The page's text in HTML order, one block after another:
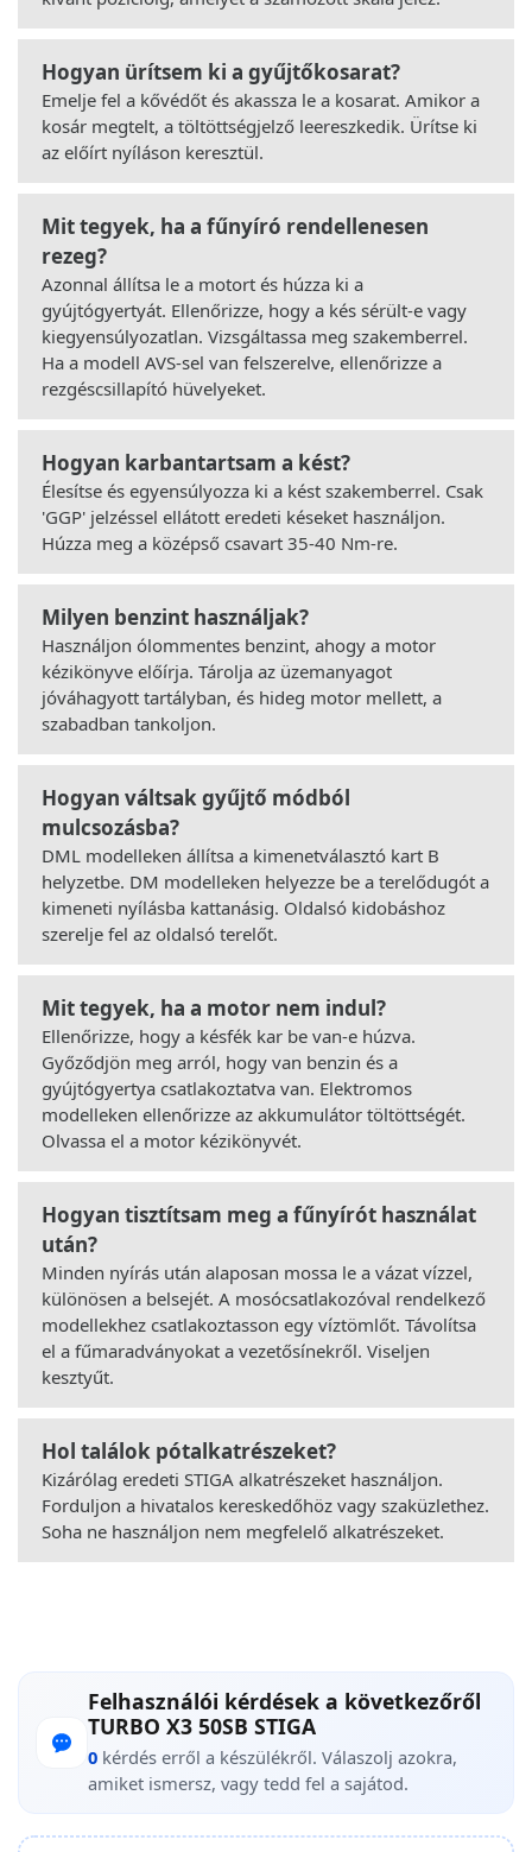
Hogyan ürítsem ki a gyűjtőkosarat?
Emelje fel a kővédőt és akassza le a kosarat. Amikor a
kosár megtelt, a töltöttségjelző leereszkedik. Ürítse ki
az előírt nyíláson keresztül.
Mit tegyek, ha a fűnyíró rendellenesen
rezeg?
Azonnal állítsa le a motort és húzza ki a
gyújtógyertyát. Ellenőrizze, hogy a kés sérült-e vagy
kiegyensúlyozatlan. Vizsgáltassa meg szakemberrel.
Ha a modell AVS-sel van felszerelve, ellenőrizze a
rezgéscsillapító hüvelyeket.
Hogyan karbantartsam a kést?
Élesítse és egyensúlyozza ki a kést szakemberrel. Csak
'GGP' jelzéssel ellátott eredeti késeket használjon.
Húzza meg a középső csavart 35-40 Nm-re.
Milyen benzint használjak?
Használjon ólommentes benzint, ahogy a motor
kézikönyve előírja. Tárolja az üzemanyagot
jóváhagyott tartályban, és hideg motor mellett, a
szabadban tankoljon.
Hogyan váltsak gyűjtő módból
mulcsozásba?
DML modelleken állítsa a kimenetválasztó kart B
helyzetbe. DM modelleken helyezze be a terelődugót a
kimeneti nyílásba kattanásig. Oldalsó kidobáshoz
szerelje fel az oldalsó terelőt.
Mit tegyek, ha a motor nem indul?
Ellenőrizze, hogy a késfék kar be van-e húzva.
Győződjön meg arról, hogy van benzin és a
gyújtógyertya csatlakoztatva van. Elektromos
modelleken ellenőrizze az akkumulátor töltöttségét.
Olvassa el a motor kézikönyvét.
Hogyan tisztítsam meg a fűnyírót használat
után?
Minden nyírás után alaposan mossa le a vázat vízzel,
különösen a belsejét. A mosócsatlakozóval rendelkező
modellekhez csatlakoztasson egy víztömlőt. Távolítsa
el a fűmaradványokat a vezetősínekről. Viseljen
kesztyűt.
Hol találok pótalkatrészeket?
Kizárólag eredeti STIGA alkatrészeket használjon.
Forduljon a hivatalos kereskedőhöz vagy szaküzlethez.
Soha ne használjon nem megfelelő alkatrészeket.
Felhasználói kérdések a következőről
TURBO X3 50SB STIGA
0 kérdés erről a készülékről. Válaszolj azokra,
amiket ismersz, vagy tedd fel a sajátod.